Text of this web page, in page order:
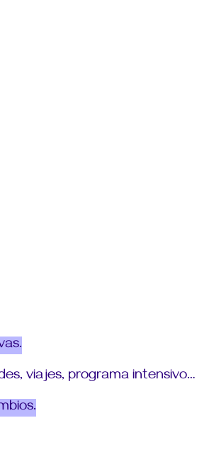
viajes, programa intensivo…